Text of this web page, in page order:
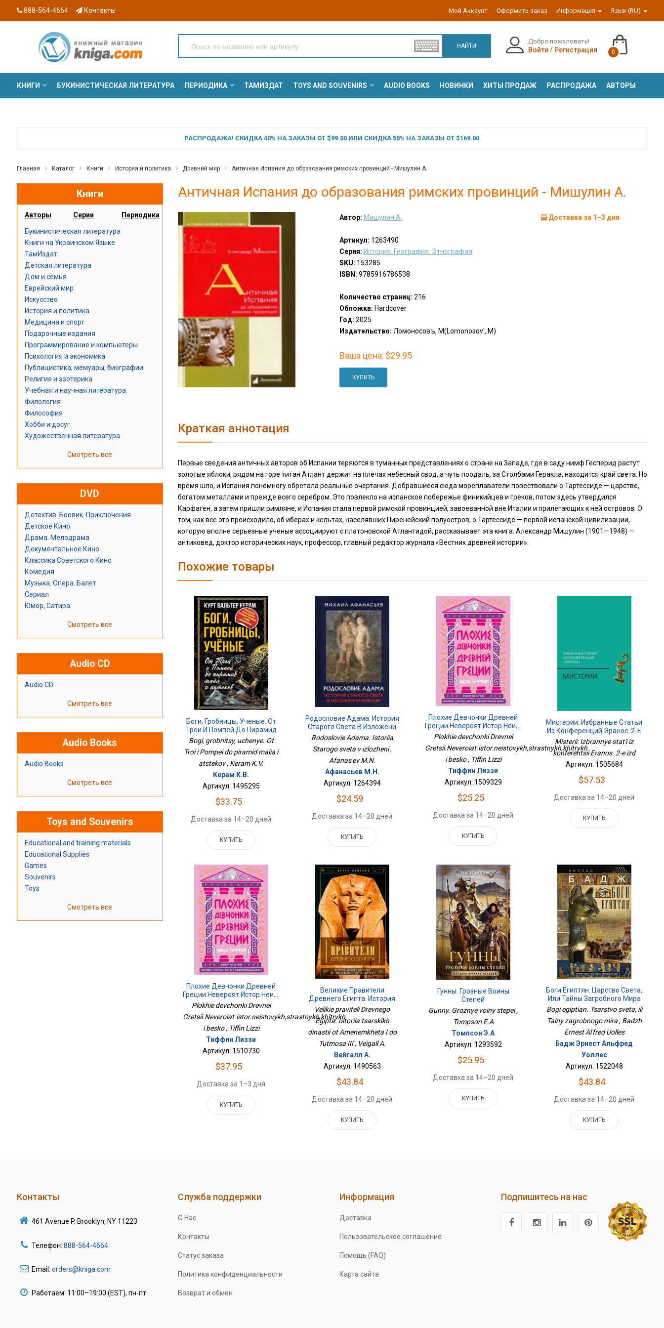
888-564-4664 Контакты Мой Аккаунт Оформить заказ Информация Язык (RU)
НАЙТИ
Добро пожаловать!
Войти / Регистрация 0
КНИГИ БУКИНИСТИЧЕСКАЯ ЛИТЕРАТУРА ПЕРИОДИКА ТАМИЗДАТ TOYS AND SOUVENIRS AUDIO BOOKS НОВИНКИ ХИТЫ ПРОДАЖ РАСПРОДАЖА АВТОРЫ
РАСПРОДАЖА! СКИДКА 40% НА ЗАКАЗЫ ОТ $99.00 ИЛИ СКИДКА 50% НА ЗАКАЗЫ ОТ $169.00
Главная Каталог Книги История и политика Древний мир Античная Испания до образования римских провинций - Мишулин А.
Книги
Авторы Серии Периодика
Букинистическая литература
Книги на Украинском Языке
ТамИздат
Детская литература
Дом и семья
Еврейский мир
Искусство
История и политика
Медицина и спорт
Подарочные издания
Программирование и компьютеры
Психология и экономика
Публицистика, мемуары, биографии
Религия и эзотерика
Учебная и научная литература
Филология
Философия
Хобби и досуг
Художественная литература
Смотреть все
DVD
Детектив. Боевик. Приключения
Детское Кино
Драма. Мелодрама
Документальное Кино
Классика Советского Кино
Комедия
Музыка. Опера. Балет
Сериал
Юмор, Сатира
Смотреть все
Audio CD
Audio CD
Смотреть все
Audio Books
Audio Books
Смотреть все
Toys and Souvenirs
Educational and training materials
Educational Supplies
Games
Souvenirs
Toys
Смотреть все
Античная Испания до образования римских провинций - Мишулин А.
Автор: Мишулин А.
Артикул: 1263490
Серия: История. География. Этнография
SKU: 153285
ISBN: 9785916786538
Количество страниц: 216
Обложка: Hardcover
Год: 2025
Издательство: Ломоносовъ, М(Lomonosov', M)
Ваша цена: $29.95
КУПИТЬ
Доставка за 1–3 дня
Краткая аннотация
Первые сведения античных авторов об Испании теряются в туманных представлениях о стране на Западе, где в саду нимф Гесперид растут
золотые яблоки, рядом на горе титан Атлант держит на плечах небесный свод, а чуть поодаль, за Столбами Геракла, находится край света. Но
время шло, и Испания понемногу обретала реальные очертания. Добравшиеся сюда мореплаватели повествовали о Тартессиде — царстве,
богатом металлами и прежде всего серебром. Это повлекло на испанское побережье финикийцев и греков, потом здесь утвердился
Карфаген, а затем пришли римляне, и Испания стала первой римской провинцией, завоеванной вне Италии и прилегающих к ней островов. О
том, как все это происходило, об иберах и кельтах, населявших Пиренейский полуостров, о Тартессиде — первой испанской цивилизации,
которую вполне серьезные ученые ассоциируют с платоновской Атлантидой, рассказывает эта книга. Александр Мишулин (1901—1948) —
антиковед, доктор исторических наук, профессор, главный редактор журнала «Вестник древней истории».
Похожие товары
Боги, Гробницы, Ученые. От
Трои И Помпей До Пирамид
Майя И Ацтеков
Bogi, grobnitsy, uchenye. Ot
Troi i Pompei do piramid maiia i
atstekov , Keram K.V.
Керам К.В.
Артикул: 1495295
$33.75
Доставка за 14–20 дней
КУПИТЬ
Родословие Адама. История
Старого Света В Изложени
Rodoslovie Adama. Istoriia
Starogo sveta v izlozheni ,
Afanas'ev M.N.
Афанасьев М.Н.
Артикул: 1264394
$24.59
Доставка за 14–20 дней
КУПИТЬ
Плохие Девчонки Древней
Греции.Невероят.истор.неистовых,страстных,хитрых
И Беско
Plokhie devchonki Drevnei
Gretsii.Neveroiat.istor.neistovykh,strastnykh,khitrykh
i besko , Tiffin Lizzi
Тиффин Лиззи
Артикул: 1509329
$25.25
Доставка за 14–20 дней
КУПИТЬ
Мистерии: Избранные Статьи
Из Конференций Эранос. 2-Е
Изд
Misterii: Izbrannye stat'i iz
konferentsii Eranos. 2-e izd
Артикул: 1505684
$57.53
Доставка за 14–20 дней
КУПИТЬ
Плохие Девчонки Древней
Греции.Невероят.истор.неистовых,страстных,хитрых
И Беско
Plokhie devchonki Drevnei
Gretsii.Neveroiat.istor.neistovykh,strastnykh,khitrykh
i besko , Tiffin Lizzi
Тиффин Лиззи
Артикул: 1510730
$37.95
Доставка за 1–3 дня
КУПИТЬ
Великие Правители
Древнего Египта. История
Царских Династий От
Аменемхета I До Тутмоса III
Velikie praviteli Drevnego
Egipta. Istoriia tsarskikh
dinastii ot Amenemkheta I do
Tutmosa III , Veigall A.
Вейгалл А.
Артикул: 1490563
$43.84
Доставка за 14–20 дней
КУПИТЬ
Гунны. Грозные Воины
Степей
Gunny. Groznye voiny stepei ,
Tompson E.A
Томпсон Э.А
Артикул: 1293592
$25.95
Доставка за 14–20 дней
КУПИТЬ
Боги Египтян. Царство Света,
Или Тайны Загробного Мира
Bogi egiptian. Tsarstvo sveta, ili
Tainy zagrobnogo mira , Badzh
Ernest Al'fred Uolles
Бадж Эрнест Альфред
Уоллес
Артикул: 1522048
$43.84
Доставка за 14–20 дней
КУПИТЬ
Контакты
461 Avenue P, Brooklyn, NY 11223
Телефон: 888-564-4664
Email: orders@kniga.com
Работаем: 11:00–19:00 (EST), пн-пт
Служба поддержки
О Нас
Контакты
Статус заказа
Политика конфиденциальности
Возврат и обмен
Информация
Доставка
Пользовательское соглашение
Помощь (FAQ)
Карта сайта
Подпишитесь на нас